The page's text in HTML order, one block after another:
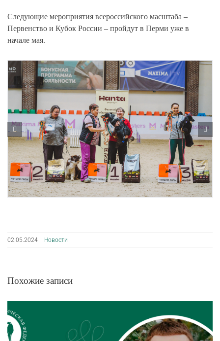
Следующие мероприятия всероссийского масштаба –
Первенство и Кубок России – пройдут в Перми уже в
начале мая.
02.05.2024 Новости
Похожие записи